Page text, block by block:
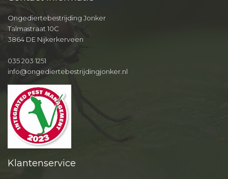
Ongediertebestrijding Jonker
Talmastraat 10C
3864 DE Nijkerkerveen
035 203 1251
info@ongediertebestrijdingjonker.nl
Klantenservice